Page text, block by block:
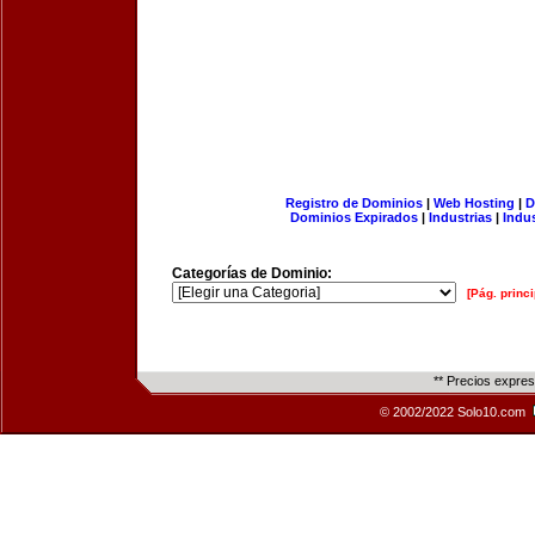
Registro de Dominios| Web Hosting |
Dominios Expirados | Industrias |
Categorías de Dominio:
[Pág.
** Precios
© 2002/2022 Solo10.com